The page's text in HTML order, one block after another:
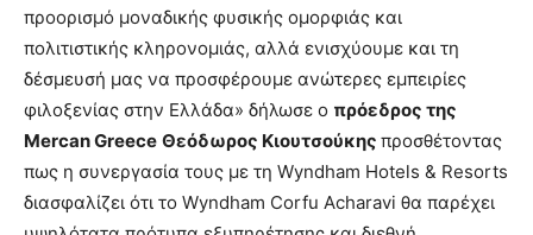
προορισμό μοναδικής φυσικής ομορφιάς και
πολιτιστικής κληρονομιάς, αλλά ενισχύουμε και τη
δέσμευσή μας να προσφέρουμε ανώτερες εμπειρίες
φιλοξενίας στην Ελλάδα» δήλωσε ο πρόεδρος της
Mercan Greece Θεόδωρος Κιουτσούκης προσθέτοντας
πως η συνεργασία τους με τη Wyndham Hotels & Resorts
διασφαλίζει ότι το Wyndham Corfu Acharavi θα παρέχει